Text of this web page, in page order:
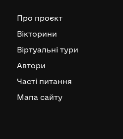
Про проєкт
Вікторини
Віртуальні тури
Автори
Часті питання
Мапа сайту